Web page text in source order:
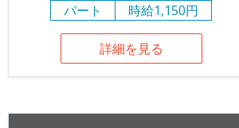
パート
時給1,150円
詳細を見る